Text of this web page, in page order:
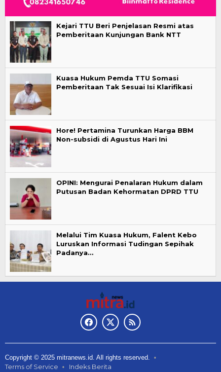
Kejari TTU Beri Penjelasan Resmi atas
Pemberitaan Kunjungan Bank NTT
Kuasa Hukum Pemda TTU Somasi
Pemberitaan Tak Sesuai Isi Klarifikasi
Hore! Pertamina Turunkan Harga BBM
Non-subsidi di Agustus Hari Ini
OPINI: Mengurai Penalaran Hukum dalam
Putusan Badan Kehormatan DPRD TTU
Melalui Tim Kuasa Hukum, Falent Kebo
Luruskan Informasi Tudingan Sepihak
Padanya…
Copyright © 2025 mitranews.id. All rights reserved.
Terms of Service Indeks Berita